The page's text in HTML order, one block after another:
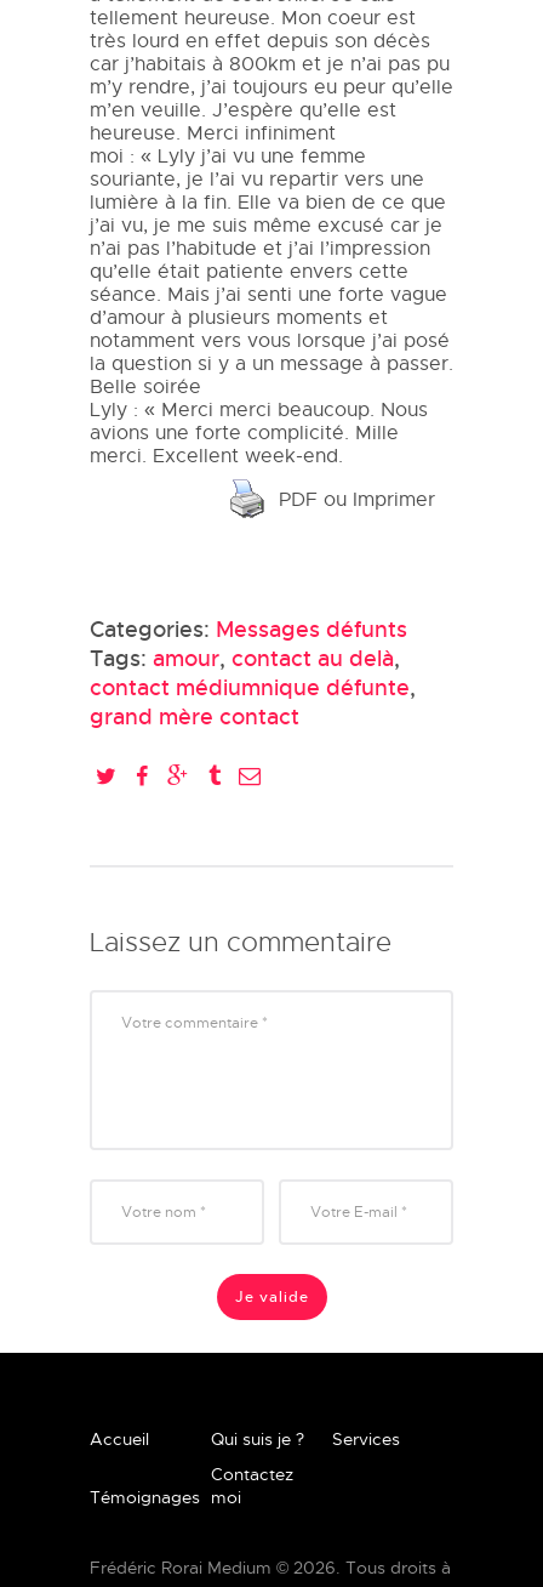
tellement heureuse. Mon coeur est
très lourd en effet depuis son décès
car j’habitais à 800km et je n’ai pas pu
m’y rendre, j’ai toujours eu peur qu’elle
m’en veuille. J’espère qu’elle est
heureuse. Merci infiniment
moi : « Lyly j’ai vu une femme
souriante, je l’ai vu repartir vers une
lumière à la fin. Elle va bien de ce que
j’ai vu, je me suis même excusé car je
n’ai pas l’habitude et j’ai l’impression
qu’elle était patiente envers cette
séance. Mais j’ai senti une forte vague
d’amour à plusieurs moments et
notamment vers vous lorsque j’ai posé
la question si y a un message à passer.
Belle soirée
Lyly : « Merci merci beaucoup. Nous
avions une forte complicité. Mille
merci. Excellent week-end.
PDF ou Imprimer
Categories: Messages défunts
Tags: amour, contact au delà,
contact médiumnique défunte,
grand mère contact
Laissez un commentaire
Accueil Qui suis je ? Services
Témoignages
Contactez
moi
Frédéric Rorai Medium © 2026. Tous droits à